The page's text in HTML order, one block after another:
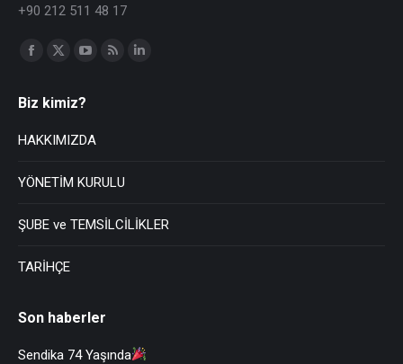
+90 212 511 48 17
Find us on:
Biz kimiz?
HAKKIMIZDA
YÖNETİM KURULU
ŞUBE ve TEMSİLCİLİKLER
TARİHÇE
Son haberler
Sendika 74 Yaşında